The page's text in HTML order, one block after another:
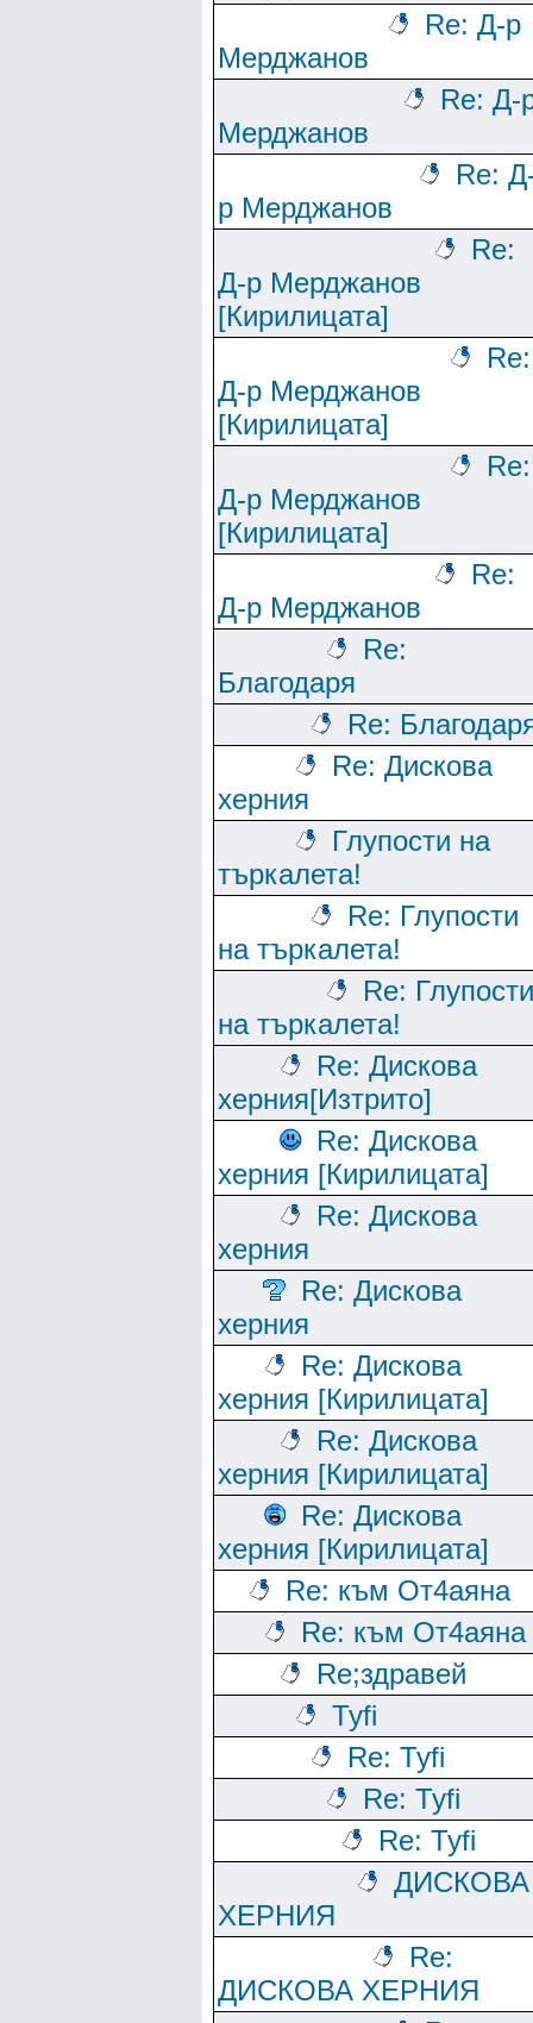
Re: Д-р
Мерджанов
Re: Д-
Мерджанов
Re:
р Мерджанов
Re:
Д-р Мерджанов
[Кирилицата]
Re:
Д-р Мерджанов
[Кирилицата]
Re:
Д-р Мерджанов
[Кирилицата]
Re:
Д-р Мерджанов
Re:
Благодаря
Re:
Re: Дискова
херния
Глупости на
търкалета!
Re: Глупости
на търкалета!
Re: Глупости
на търкалета!
Re: Дискова
херния[Изтрито]
Re: Дискова
херния [Кирилицата]
Re: Дискова
херния
Re: Дискова
херния
Re: Дискова
херния [Кирилицата]
Re: Дискова
херния [Кирилицата]
Re: Дискова
херния [Кирилицата]
Re: към От4аяна
Re: към От4аяна
Rе;здравей
Tyfi
Re: Tyfi
Re: Tyfi
Re: Tyfi
ДИСКОВА
ХЕРНИЯ
Re:
ДИСКОВА ХЕРНИЯ